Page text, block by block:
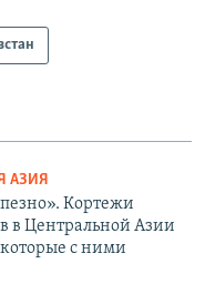
АЗИЯ
Кортежи
в Центральной Азии
с ними